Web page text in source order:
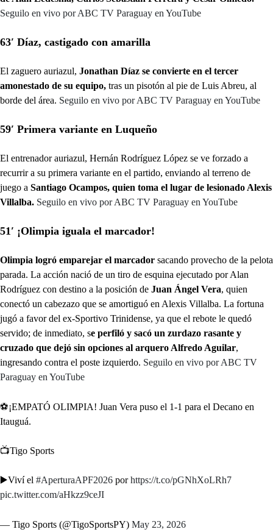
Seguilo en vivo por ABC TV Paraguay en YouTube
63′ Díaz, castigado con amarilla
El zaguero auriazul, Jonathan Díaz se convierte en el tercer
amonestado de su equipo, tras un pisotón al pie de Luis Abreu, al
borde del área. Seguilo en vivo por ABC TV Paraguay en YouTube
59′ Primera variante en Luqueño
El entrenador auriazul, Hernán Rodríguez López se ve forzado a
recurrir a su primera variante en el partido, enviando al terreno de
juego a Santiago Ocampos, quien toma el lugar de lesionado Alexis
Villalba. Seguilo en vivo por ABC TV Paraguay en YouTube
51′ ¡Olimpia iguala el marcador!
Olimpia logró emparejar el marcador sacando provecho de la pelota
parada. La acción nació de un tiro de esquina ejecutado por Alan
Rodríguez con destino a la posición de Juan Ángel Vera, quien
conectó un cabezazo que se amortiguó en Alexis Villalba. La fortuna
jugó a favor del ex-Sportivo Trinidense, ya que el rebote le quedó
servido; de inmediato, se perfiló y sacó un zurdazo rasante y
cruzado que dejó sin opciones al arquero Alfredo Aguilar,
ingresando contra el poste izquierdo. Seguilo en vivo por ABC TV
Paraguay en YouTube
⚽️¡EMPATÓ OLIMPIA! Juan Vera puso el 1-1 para el Decano en
Itauguá.
📺Tigo Sports
▶️Viví el #AperturaAPF2026 porhttps://t.co/pGNhXoLRh7
pic.twitter.com/aHkzz9ceJI
— Tigo Sports (@TigoSportsPY) May 23, 2026